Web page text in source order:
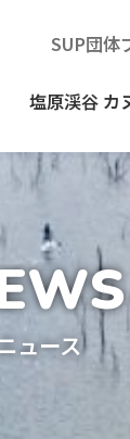
塩原渓谷 カ
SUP団体
ュース